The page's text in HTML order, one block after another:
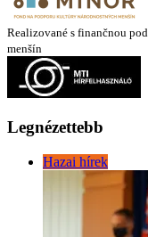
Realizované s finančnou
menšín
Legnézettebb
Hazai hírek